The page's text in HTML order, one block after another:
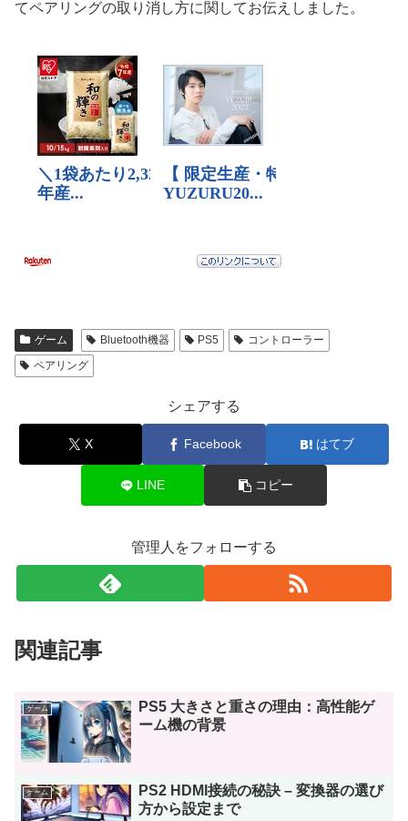
てペアリングの取り消し方に関してお伝えしました。
ゲーム Bluetooth機器 PS5
コントローラー
ペアリング
シェアする
X Facebook はてブ
LINE コピー
管理人をフォローする
関連記事
ゲーム
PS5 大きさと重さの理由：高性能ゲ
ーム機の背景
ゲーム
PS2 HDMI接続の秘訣 – 変換器の選び
方から設定まで